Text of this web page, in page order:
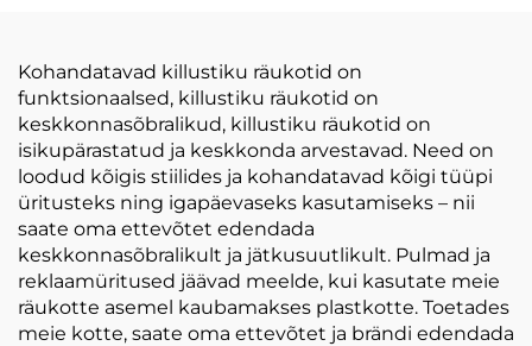
kanepaskid
Kohandatavad killustiku räukotid on
funktsionaalsed, killustiku räukotid on
keskkonnasõbralikud, killustiku räukotid on
isikupärastatud ja keskkonda arvestavad. Need on
loodud kõigis stiilides ja kohandatavad kõigi tüüpi
üritusteks ning igapäevaseks kasutamiseks – nii
saate oma ettevõtet edendada
keskkonnasõbralikult ja jätkusuutlikult. Pulmad ja
reklaamüritused jäävad meelde, kui kasutate meie
räukotte asemel kaubamakses plastkotte. Toetades
meie kotte, saate oma ettevõtet ja brändi edendada